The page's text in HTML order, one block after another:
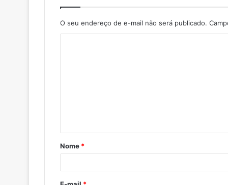
O seu endereço de e-mail não será publicado.
Nome *